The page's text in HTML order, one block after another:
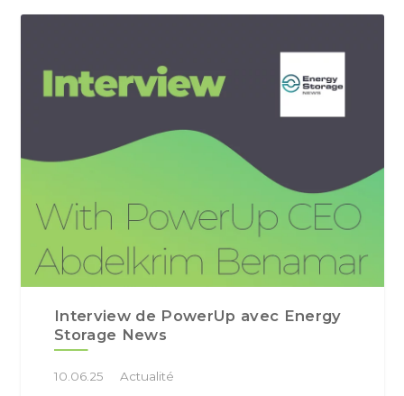
Interview de PowerUp avec Energy
Storage News
10.06.25 Actualité